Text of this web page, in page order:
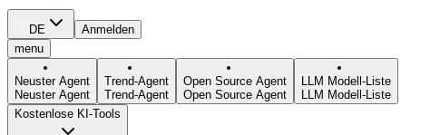
DE
Anmelden
menu
Neuster Agent
Neuster Agent
Trend-Agent
Trend-Agent
Open Source Agent
Open Source Agent
LLM Modell-Liste
LLM Modell-Liste
Kostenlose KI-Tools